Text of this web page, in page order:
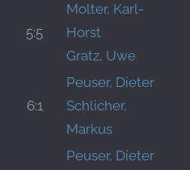
5:5
Molter, Karl-
Horst
Gratz, Uwe
6:1
Peuser, Dieter
Schlicher,
Markus
Peuser, Dieter